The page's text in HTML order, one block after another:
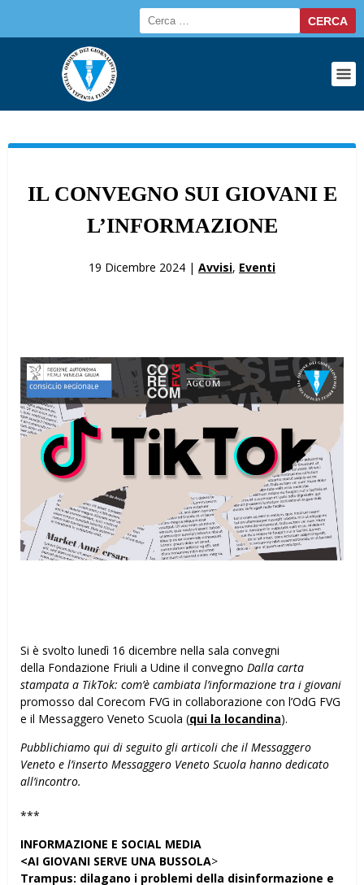
IL CONVEGNO SUI GIOVANI E
L’INFORMAZIONE
19 Dicembre 2024 | Avvisi, Eventi
Si è svolto lunedì 16 dicembre nella sala convegni
della Fondazione Friuli a Udine il convegno Dalla carta
stampata a TikTok: com’è cambiata l’informazione tra i giovani
promosso dal Corecom FVG in collaborazione con l’OdG FVG
e il Messaggero Veneto Scuola (qui la locandina).
Pubblichiamo qui di seguito gli articoli che il Messaggero
Veneto e l’inserto Messaggero Veneto Scuola hanno dedicato
all’incontro.
***
INFORMAZIONE E SOCIAL MEDIA
<AI GIOVANI SERVE UNA BUSSOLA>
Trampus: dilagano i problemi della disinformazione e